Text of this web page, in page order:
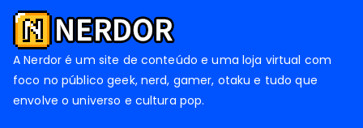
A Nerdor é um site de conteúdo e uma loja virtual com
foco no público geek, nerd, gamer, otaku e tudo que
envolve o universo e cultura pop.